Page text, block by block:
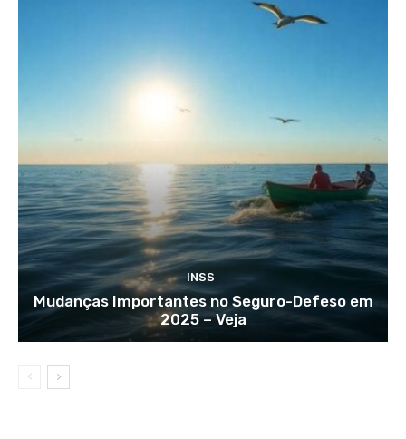
INSS
Mudanças Importantes no Seguro-Defeso em
2025 – Veja